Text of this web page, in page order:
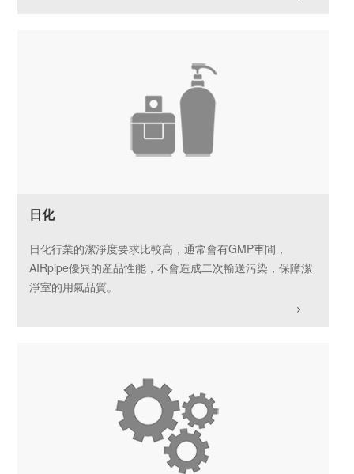
日化
日化行業的潔淨度要求比較高，通常會有GMP車間，
AIRpipe優異的産品性能，不會造成二次輸送污染，保障潔
淨室的用氣品質。